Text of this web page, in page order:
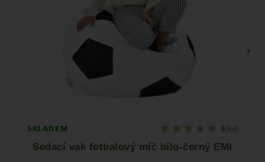
SKLADEM 5(8x)
Sedací vak fotbalový míč bílo-černý EMI
›